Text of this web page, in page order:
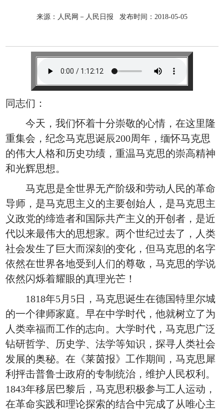
来源：人民网－人民日报 发布时间：2018-05-05
同志们：
今天，我们怀着十分崇敬的心情，在这里隆
重集会，纪念马克思诞辰200周年，缅怀马克思
的伟大人格和历史功绩，重温马克思的崇高精神
和光辉思想。
马克思是全世界无产阶级和劳动人民的革命
导师，是马克思主义的主要创始人，是马克思主
义政党的缔造者和国际共产主义的开创者，是近
代以来最伟大的思想家。两个世纪过去了，人类
社会发生了巨大而深刻的变化，但马克思的名字
依然在世界各地受到人们的尊敬，马克思的学说
依然闪烁着耀眼的真理光芒！
1818年5月5日，马克思诞生在德国特里尔城
的一个律师家庭。早在中学时代，他就树立了为
人类幸福而工作的志向。大学时代，马克思广泛
钻研哲学、历史学、法学等知识，探寻人类社会
发展的奥秘。在《莱茵报》工作期间，马克思犀
利抨击普鲁士政府的专制统治，维护人民权利。
1843年移居巴黎后，马克思积极参与工人运动，
在革命实践和理论探索的结合中完成了从唯心主